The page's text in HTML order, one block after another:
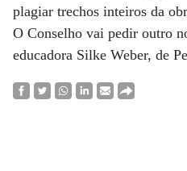
plagiar trechos inteiros da
O Conselho vai pedir outro
educadora Silke Weber, de